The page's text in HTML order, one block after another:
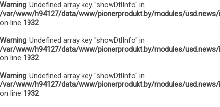
Warning: Undefined array key "showDtlInfo" in
/var/www/h94127/data/www/pionerprodukt.by/modules/usd.news/
on line 1932
Warning: Undefined array key "showDtlInfo" in
/var/www/h94127/data/www/pionerprodukt.by/modules/usd.news/
on line 1932
Warning: Undefined array key "showDtlInfo" in
/var/www/h94127/data/www/pionerprodukt.by/modules/usd.news/
on line 1932